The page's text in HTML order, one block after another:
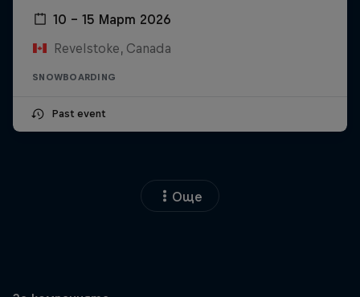
10 – 15 Март 2026
Revelstoke, Canada
SNOWBOARDING
Past event
Още